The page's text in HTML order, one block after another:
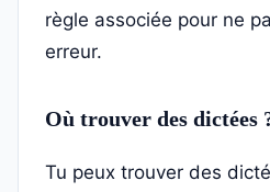
règle associée pour ne
erreur.
Où trouver des dictées
Tu peux trouver des